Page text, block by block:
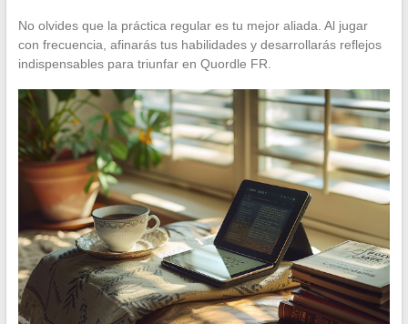
No olvides que la práctica regular es tu mejor aliada. Al jugar
con frecuencia, afinarás tus habilidades y desarrollarás reflejos
indispensables para triunfar en Quordle FR.